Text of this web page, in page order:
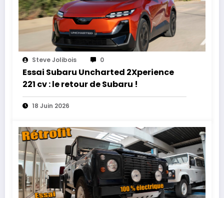
Steve Jolibois 0
Essai Subaru Uncharted 2Xperience
221 cv : le retour de Subaru !
18 Juin 2026